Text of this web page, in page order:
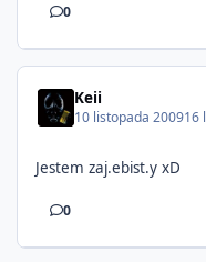
0
Keii
10 listopada 200916 l
Jestem zaj.ebist.y xD
0